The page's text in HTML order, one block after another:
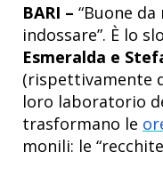
BARI – “Buone
indossare”. È lo
Esmeralda e
(rispettivamente
loro laboratorio
trasformano le
monili: le